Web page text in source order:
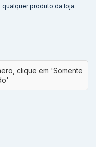
produto da loja.